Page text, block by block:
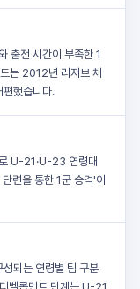
출전 시간이 부족한 1
는 2012년 리저브 체
했습니다.
U-21·U-23 연령대
련을 통한 1군 승격'이
되는 연령별 팀 구분